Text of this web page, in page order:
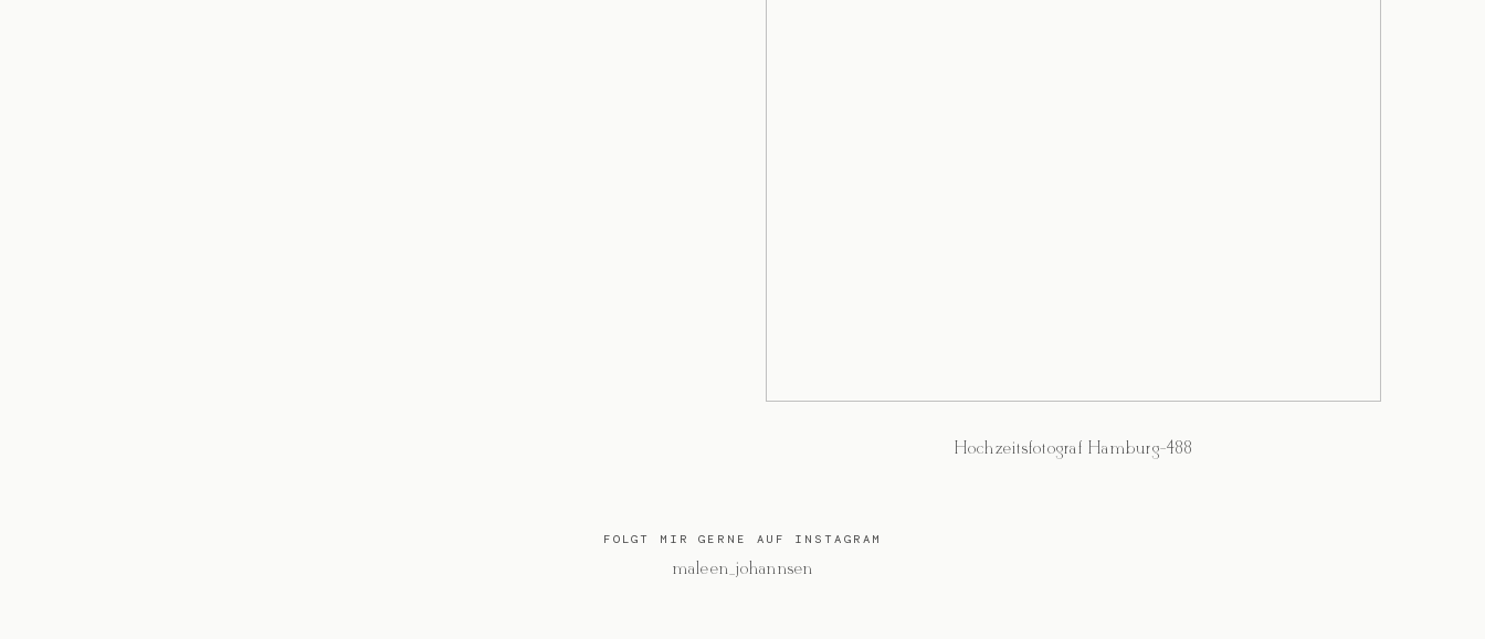
Hochzeitsfotograf Hamburg-488
FOLGT MIR GERNE AUF INSTAGRAM
@maleen_johannsen